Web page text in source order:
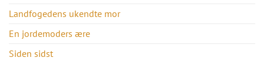
Landfogedens ukendte mor
En jordemoders ære
Siden sidst